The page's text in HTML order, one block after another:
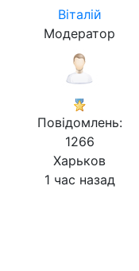
Віталій
Модератор
Повідомлень:
1266
Харьков
1 час назад